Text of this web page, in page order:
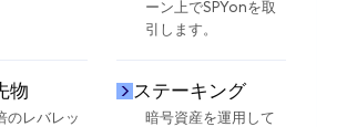
ーン上でSPYonを取
引します。
物
のレバレッ
ステーキング
暗号資産を運用して